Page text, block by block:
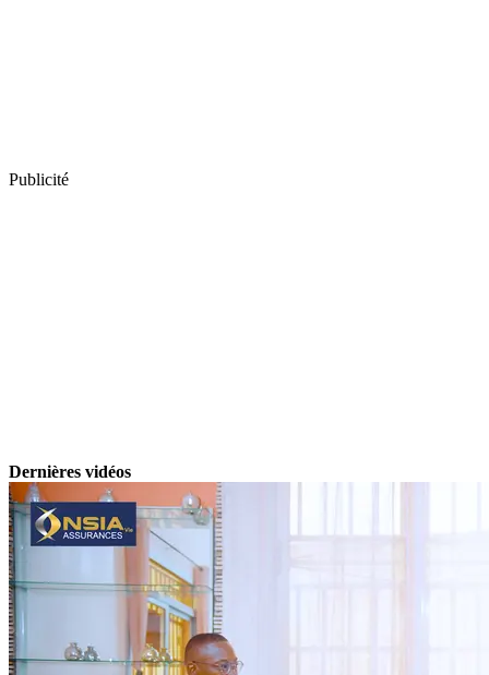
Publicité
Dernières vidéos